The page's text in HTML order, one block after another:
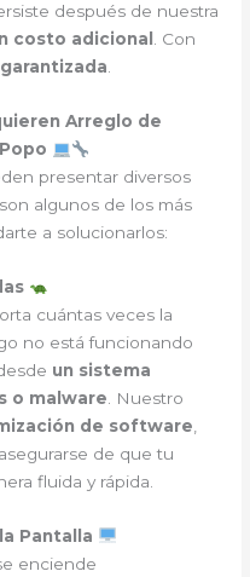
después de nuestra
costo adicional . Con
.
Arreglo de
presentar diversos
algunos de los más
a solucionarlos:
cuántas veces la
no está funcionando
un sistema
o malware . Nuestro
de software
de que tu
fluida y rápida.
Pantalla
enciende